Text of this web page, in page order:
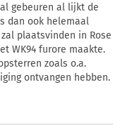
gebeuren al lijkt de
dan ook helemaal
plaatsvinden in Rose
WK94 furore maakte.
zoals o.a.
ontvangen hebben.